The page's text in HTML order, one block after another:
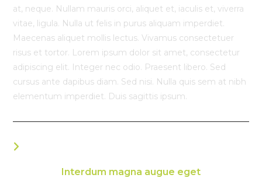
at, neque. Nullam mauris orci, aliquet et, iaculis et, viverra
vitae, ligula. Nulla ut felis in purus aliquam imperdiet.
Maecenas aliquet mollis lectus. Vivamus consectetuer
risus et tortor. Lorem ipsum dolor sit amet, consectetur
adipiscing elit. Integer nec odio. Praesent libero. Sed
cursus ante dapibus diam. Sed nisi. Nulla quis sem at nibh
elementum imperdiet. Duis sagittis ipsum.
Interdum magna augue eget